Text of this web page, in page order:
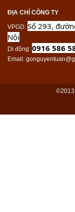
ĐỊA CHỈ CÔNG TY
VPGD: Số 293,
Nội
Di động: 0916 586
Email :